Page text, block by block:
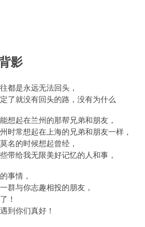
影
都是永远无法回头，
了就没有回头的路，没有为什么
想起在兰州的那帮兄弟和朋友，
时常想起在上海的兄弟和朋友一样，
名的时候想起曾经，
带给我无限美好记忆的人和事，
事情，
群与你志趣相投的朋友，
！
到你们真好！